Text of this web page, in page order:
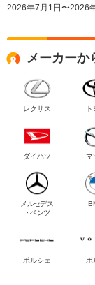
2026年7月1日〜2026
メーカーか
レクサス
ダイハツ マ
メルセデス
・ベンツ
ポルシェ ボ